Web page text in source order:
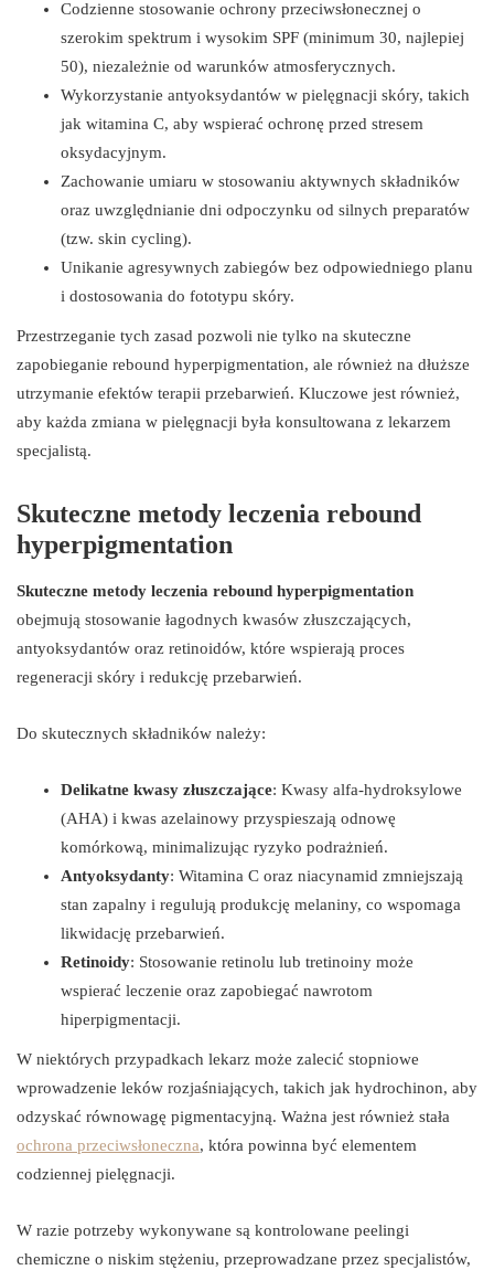
Codzienne stosowanie ochrony przeciwsłonecznej o
szerokim spektrum i wysokim SPF (minimum 30, najlepiej
50), niezależnie od warunków atmosferycznych.
Wykorzystanie antyoksydantów w pielęgnacji skóry, takich
jak witamina C, aby wspierać ochronę przed stresem
oksydacyjnym.
Zachowanie umiaru w stosowaniu aktywnych składników
oraz uwzględnianie dni odpoczynku od silnych preparatów
(tzw. skin cycling).
Unikanie agresywnych zabiegów bez odpowiedniego planu
i dostosowania do fototypu skóry.
Przestrzeganie tych zasad pozwoli nie tylko na skuteczne
zapobieganie rebound hyperpigmentation, ale również na dłuższe
utrzymanie efektów terapii przebarwień. Kluczowe jest również,
aby każda zmiana w pielęgnacji była konsultowana z lekarzem
specjalistą.
Skuteczne metody leczenia rebound
hyperpigmentation
Skuteczne metody leczenia rebound hyperpigmentation
obejmują stosowanie łagodnych kwasów złuszczających,
antyoksydantów oraz retinoidów, które wspierają proces
regeneracji skóry i redukcję przebarwień.
Do skutecznych składników należy:
Delikatne kwasy złuszczające: Kwasy alfa-hydroksylowe
(AHA) i kwas azelainowy przyspieszają odnowę
komórkową, minimalizując ryzyko podrażnień.
Antyoksydanty: Witamina C oraz niacynamid zmniejszają
stan zapalny i regulują produkcję melaniny, co wspomaga
likwidację przebarwień.
Retinoidy: Stosowanie retinolu lub tretinoiny może
wspierać leczenie oraz zapobiegać nawrotom
hiperpigmentacji.
W niektórych przypadkach lekarz może zalecić stopniowe
wprowadzenie leków rozjaśniających, takich jak hydrochinon, aby
odzyskać równowagę pigmentacyjną. Ważna jest również stała
ochrona przeciwsłoneczna, która powinna być elementem
codziennej pielęgnacji.
W razie potrzeby wykonywane są kontrolowane peelingi
chemiczne o niskim stężeniu, przeprowadzane przez specjalistów,